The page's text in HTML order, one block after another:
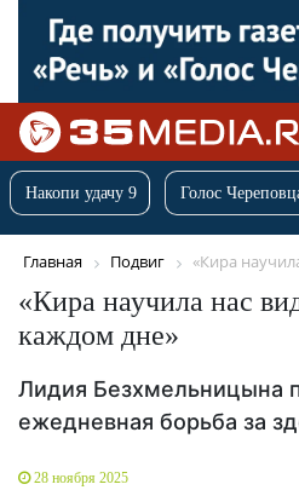
Накопи удачу 9 Голос
Главная Подвиг «Кира
«Кира научила нас
каждом дне»
Лидия Безхмельницына
ежедневная борьба за
28 ноября 2025